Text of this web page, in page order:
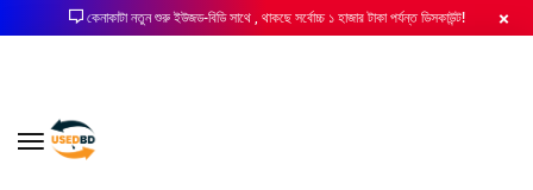
কেনাকাটা নতুন শুরু ইউজড-বিডি সাথে , থাকছে সর্বোচ্চ ১ হাজার টাকা পর্যন্ত ডিসকাউন্ট!